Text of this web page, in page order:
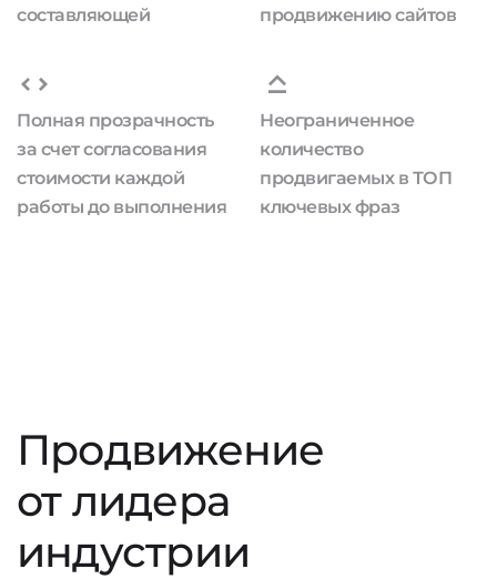
составляющей
продвижению сайтов
Полная прозрачность
за счет согласования
стоимости каждой
работы до выполнения
Неограниченное
количество
продвигаемых в ТОП
ключевых фраз
Продвижение
от лидера
индустрии